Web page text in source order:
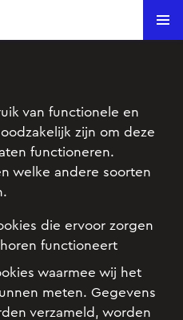
Search
versus
per uur.
van functionele en
zijn om deze
functioneren.
welke andere soorten
die ervoor zorgen
functioneert
waarmee wij het
meten. Gegevens
verzameld, worden